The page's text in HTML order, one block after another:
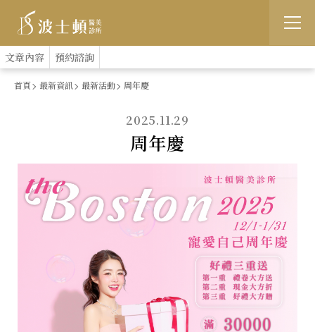
跳
:::
文章內容 預約諮詢
首頁 最新資訊 最新活動 周年慶
2025.11.29
周年慶